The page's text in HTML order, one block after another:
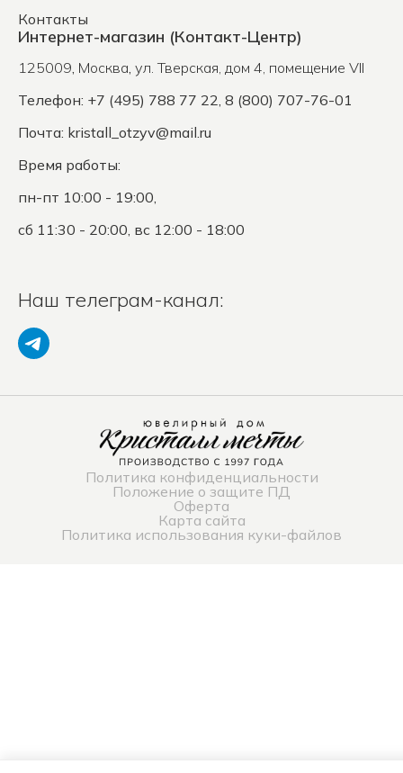
Контакты
Интернет-магазин (Контакт-Центр)
125009, Москва, ул. Тверская, дом 4, помещение VII
Телефон: +7 (495) 788 77 22, 8 (800) 707-76-01
Почта: kristall_otzyv@mail.ru
Время работы:
пн-пт 10:00 - 19:00,
сб 11:30 - 20:00, вс 12:00 - 18:00
Наш телеграм-канал:
Политика конфиденциальности
Положение о защите ПД
Оферта
Карта сайта
Политика использования куки-файлов